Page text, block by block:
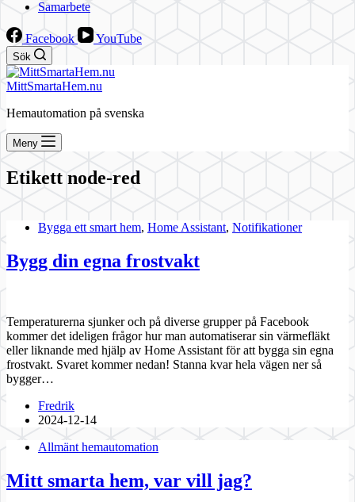
Samarbete
Facebook YouTube
Sök
MittSmartaHem.nu
Hemautomation på svenska
Meny
Etikett node-red
Bygga ett smart hem, Home Assistant, Notifikationer
Bygg din egna frostvakt
Temperaturerna sjunker och på diverse grupper på Facebook
kommer det ideligen frågor hur man automatiserar sin värmefläkt
eller liknande med hjälp av Home Assistant för att bygga sin egna
frostvakt. Svaret kommer nedan! Stanna kvar hela vägen ner så
bygger…
Fredrik
2024-12-14
Allmänt hemautomation
Mitt smarta hem, var vill jag?